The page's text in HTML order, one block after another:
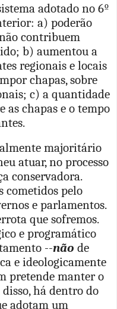
adotado no 6º
a) poderão
contribuem
b) aumentou a
regionais e locais
chapas, sobre
c) a quantidade
as chapas e o tempo
majoritário
atuar, no processo
conservadora.
cometidos pelo
e parlamentos.
que sofremos.
e programático
--não de
e ideologicamente
pretende manter o
há dentro do
adotam um